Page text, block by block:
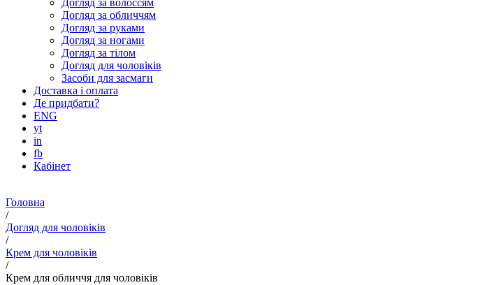
Догляд за волоссям
Догляд за обличчям
Догляд за руками
Догляд за ногами
Догляд за тілом
Догляд для чоловіків
Засоби для засмаги
Доставка і оплата
Де придбати?
ENG
yt
in
fb
Кабінет
Головна
/
Догляд для чоловіків
/
Крем для чоловіків
/
Крем для обличчя для чоловіків